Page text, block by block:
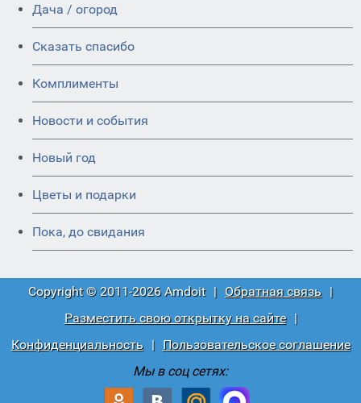
Дача / огород
Сказать спасибо
Комплименты
Новости и события
Новый год
Цветы и подарки
Пока, до свидания
Copyright © 2011-2026 Amdoit | Обратная связь |
Разместить свою открытку на сайте
|
Конфиденциальность
|
Пользовательское соглашение
Мы в соц сетях: